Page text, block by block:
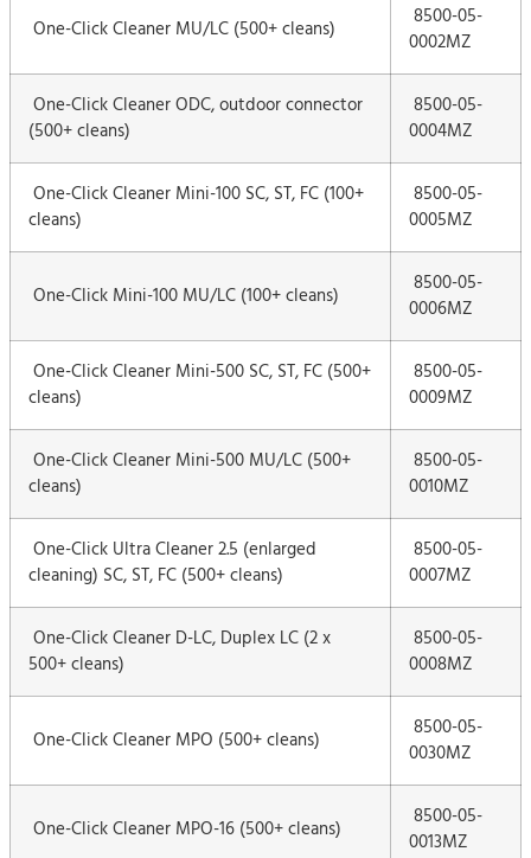
One-Click Cleaner MU/LC (500+ cleans)
8500-05-
0002MZ
One-Click Cleaner ODC, outdoor connector
(500+ cleans)
8500-05-
0004MZ
One-Click Cleaner Mini-100 SC, ST, FC (100+
cleans)
8500-05-
0005MZ
One-Click Mini-100 MU/LC (100+ cleans)
8500-05-
0006MZ
One-Click Cleaner Mini-500 SC, ST, FC (500+
cleans)
8500-05-
0009MZ
One-Click Cleaner Mini-500 MU/LC (500+
cleans)
8500-05-
0010MZ
One-Click Ultra Cleaner 2.5 (enlarged
cleaning) SC, ST, FC (500+ cleans)
8500-05-
0007MZ
One-Click Cleaner D-LC, Duplex LC (2 x
500+ cleans)
8500-05-
0008MZ
One-Click Cleaner MPO (500+ cleans)
8500-05-
0030MZ
One-Click Cleaner MPO-16 (500+ cleans)
8500-05-
0013MZ